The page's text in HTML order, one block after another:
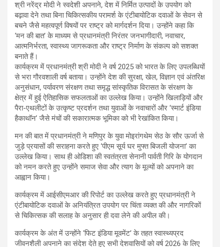
श्री नरेंद्र मोदी ने स्वदेशी अपनाने, देश में निर्मित उत्पादों के उपयोग को
बढ़ावा देने तथा बिना चिकित्सकीय परामर्श के एंटीबायोटिक दवाओं के सेवन से
बचने जैसे महत्वपूर्ण विषयों पर राष्ट्र को मार्गदर्शन दिया। उन्होंने कहा कि
‘मन की बात’ के माध्यम से प्रधानमंत्री निरंतर जनभागीदारी, नवाचार,
आत्मनिर्भरता, स्वास्थ्य जागरूकता और राष्ट्र निर्माण के संकल्प को सशक्त
बनाते हैं।
कार्यक्रम में प्रधानमंत्री श्री मोदी ने वर्ष 2025 को भारत के लिए उपलब्धियों
से भरा गौरवशाली वर्ष बताया। उन्होंने देश की सुरक्षा, खेल, विज्ञान एवं अंतरिक्ष
अनुसंधान, पर्यावरण संरक्षण तथा समृद्ध सांस्कृतिक विरासत के संरक्षण के
क्षेत्र में हुई ऐतिहासिक सफलताओं का उल्लेख किया। उन्होंने खिलाड़ियों और
पैरा-एथलीटों के उत्कृष्ट प्रदर्शन तथा युवाओं के नवाचारों और ‘स्मार्ट इंडिया
हैकाथॉन’ जैसे मंचों की सकारात्मक भूमिका को भी रेखांकित किया।
मन की बात में प्रधानमंत्री ने मणिपुर के युवा मोइरांगथेम सेठ के सौर ऊर्जा से
जुड़े प्रयासों की सराहना करते हुए ‘पीएम सूर्य घर मुफ्त बिजली योजना’ का
उल्लेख किया। साथ ही ओडिशा की स्वतंत्रता सेनानी पार्वती गिरि के योगदान
को नमन करते हुए उन्होंने समाज सेवा और त्याग के मूल्यों को अपनाने का
आह्वान किया।
कार्यक्रम में आईसीएमआर की रिपोर्ट का उल्लेख करते हुए प्रधानमंत्री ने
एंटीबायोटिक दवाओं के अनियंत्रित उपयोग पर चिंता व्यक्त की और नागरिकों
से चिकित्सक की सलाह के अनुसार ही दवा लेने की अपील की।
कार्यक्रम के अंत में उन्होंने ‘फिट इंडिया मूवमेंट’ के तहत स्वास्थ्यप्रद
जीवनशैली अपनाने का संदेश देते हुए सभी देशवासियों को वर्ष 2026 के लिए